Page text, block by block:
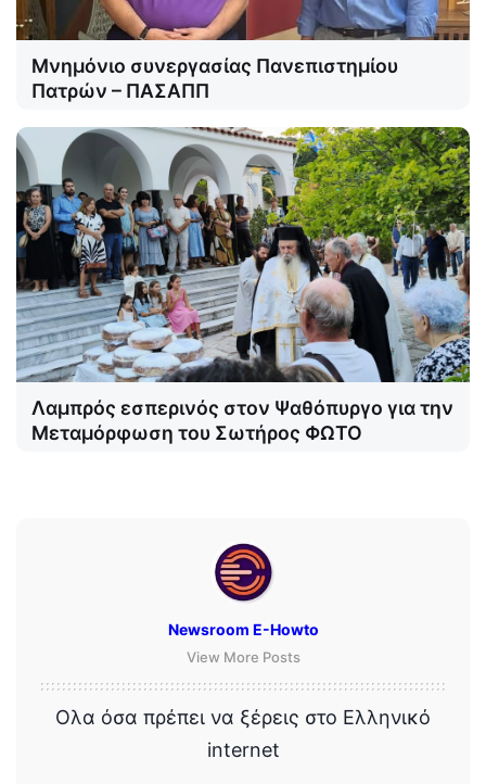
Μνημόνιο συνεργασίας Πανεπιστημίου
Πατρών – ΠΑΣΑΠΠ
Λαμπρός εσπερινός στον Ψαθόπυργο για την
Μεταμόρφωση του Σωτήρος ΦΩΤΟ
Newsroom E-Howto
View More Posts
Ολα όσα πρέπει να ξέρεις στο Ελληνικό
internet